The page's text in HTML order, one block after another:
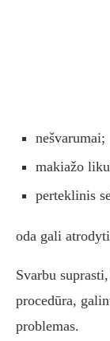
nešvarumai;
makiažo
perteklinis
oda gali
Svarbu
procedūra,
problemas.